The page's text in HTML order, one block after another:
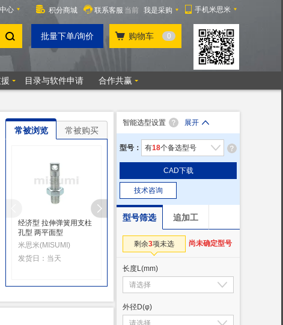
常被浏览 常被购买
经济型 拉伸弹簧用支柱
孔型 两平面型
米思米(MISUMI)
发货日：当天
拉伸弹簧用支柱 滚轮型
米思米(MISUMI)
发货日：当天起
智能选型设置 展开
型号： 有18个备选型号
CAD下载
技术咨询
型号筛选 追加工
剩余3项未选 尚未确定型号
长度L(mm)
外径D(φ)